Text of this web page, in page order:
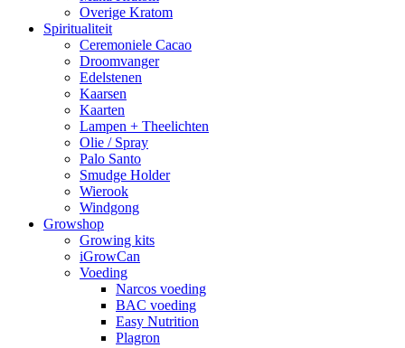
Overige Kratom
Spiritualiteit
Ceremoniele Cacao
Droomvanger
Edelstenen
Kaarsen
Kaarten
Lampen + Theelichten
Olie / Spray
Palo Santo
Smudge Holder
Wierook
Windgong
Growshop
Growing kits
iGrowCan
Voeding
Narcos voeding
BAC voeding
Easy Nutrition
Plagron